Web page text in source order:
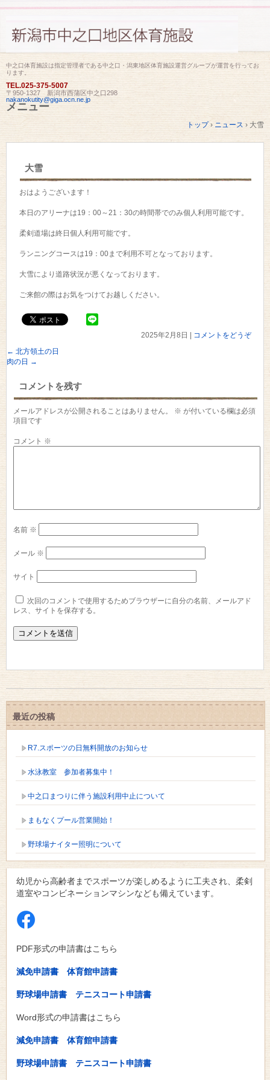
中之口体育施設は指定管理者である中之口・潟東地区体育施設運営グループが運営を行ってお
ります。
TEL.025-375-5007
〒950-1327 新潟市西蒲区中之口298
nakanokutity@giga.ocn.ne.jp
メニュー
トップ › ニュース › 大雪
大雪
おはようございます！
本日のアリーナは19：00～21：30の時間帯でのみ個人利用可能です。
柔剣道場は終日個人利用可能です。
ランニングコースは19：00まで利用不可となっております。
大雪により道路状況が悪くなっております。
ご来館の際はお気をつけてお越しください。
2025年2月8日
コメントをどうぞ
← 北方領土の日
肉の日 →
コメントを残す
メールアドレスが公開されることはありません。 ※ が付いている欄は必須
項目です
コメント ※
名前 ※
メール ※
サイト
次回のコメントで使用するためブラウザーに自分の名前、メールアド
レス、サイトを保存する。
最近の投稿
R7.スポーツの日無料開放のお知らせ
水泳教室 参加者募集中！
中之口まつりに伴う施設利用中止について
まもなくプール営業開始！
野球場ナイター照明について
幼児から高齢者までスポーツが楽しめるように工夫され、柔剣
道室やコンビネーションマシンなども備えています。
PDF形式の申請書はこちら
減免申請書 体育館申請書
野球場申請書 テニスコート申請書
Word形式の申請書はこちら
減免申請書 体育館申請書
野球場申請書 テニスコート申請書